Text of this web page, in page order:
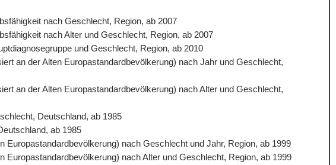
nach Geschlecht, Region, ab 2007
nach Alter und Geschlecht, Region, ab 2007
und Geschlecht, Region, ab 2010
an der Alten Europastandardbevölkerung) nach Jahr und Geschlecht,
an der Alten Europastandardbevölkerung) nach Alter und Geschlecht,
Deutschland, ab 1985
ab 1985
Europastandardbevölkerung) nach Geschlecht und Jahr, Region, ab 1999
Europastandardbevölkerung) nach Alter und Geschlecht, Region, ab 1999